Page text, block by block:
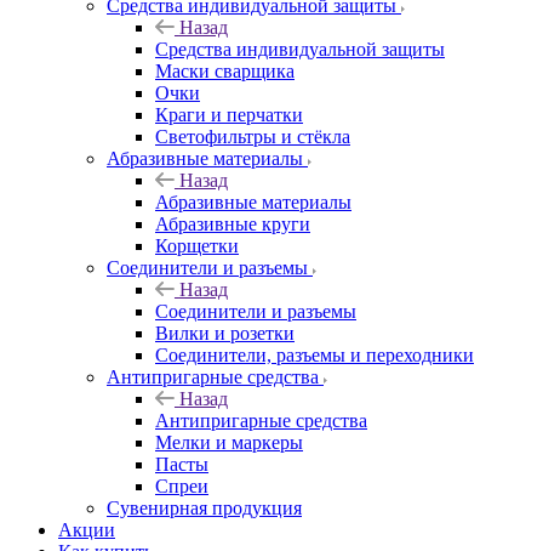
Средства индивидуальной защиты
Назад
Средства индивидуальной защиты
Маски сварщика
Очки
Краги и перчатки
Светофильтры и стёкла
Абразивные материалы
Назад
Абразивные материалы
Абразивные круги
Корщетки
Соединители и разъемы
Назад
Соединители и разъемы
Вилки и розетки
Соединители, разъемы и переходники
Антипригарные средства
Назад
Антипригарные средства
Мелки и маркеры
Пасты
Спреи
Сувенирная продукция
Акции